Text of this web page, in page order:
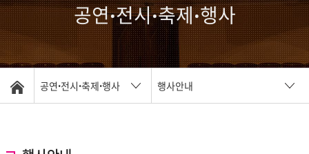
공연ꞏ전시ꞏ축제ꞏ행사
공연ꞏ전시ꞏ축제ꞏ행사 행사안내